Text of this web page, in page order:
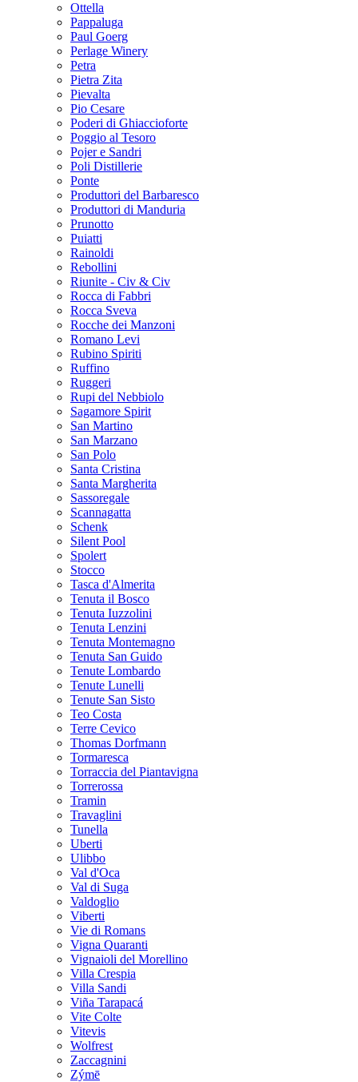
Ottella
Pappaluga
Paul Goerg
Perlage Winery
Petra
Pietra Zita
Pievalta
Pio Cesare
Poderi di Ghiaccioforte
Poggio al Tesoro
Pojer e Sandri
Poli Distillerie
Ponte
Produttori del Barbaresco
Produttori di Manduria
Prunotto
Puiatti
Rainoldi
Rebollini
Riunite - Civ & Civ
Rocca di Fabbri
Rocca Sveva
Rocche dei Manzoni
Romano Levi
Rubino Spiriti
Ruffino
Ruggeri
Rupi del Nebbiolo
Sagamore Spirit
San Martino
San Marzano
San Polo
Santa Cristina
Santa Margherita
Sassoregale
Scannagatta
Schenk
Silent Pool
Spolert
Stocco
Tasca d'Almerita
Tenuta il Bosco
Tenuta Iuzzolini
Tenuta Lenzini
Tenuta Montemagno
Tenuta San Guido
Tenute Lombardo
Tenute Lunelli
Tenute San Sisto
Teo Costa
Terre Cevico
Thomas Dorfmann
Tormaresca
Torraccia del Piantavigna
Torrerossa
Tramin
Travaglini
Tunella
Uberti
Ulibbo
Val d'Oca
Val di Suga
Valdoglio
Viberti
Vie di Romans
Vigna Quaranti
Vignaioli del Morellino
Villa Crespia
Villa Sandi
Viña Tarapacá
Vite Colte
Vitevis
Wolfrest
Zaccagnini
Zýmē